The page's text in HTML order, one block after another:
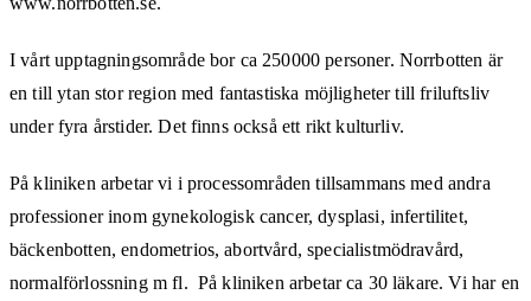
I vårt upptagningsområde bor ca 250000 personer. Norrbotten är
en till ytan stor region med fantastiska möjligheter till friluftsliv
under fyra årstider. Det finns också ett rikt kulturliv.
På kliniken arbetar vi i processområden tillsammans med andra
professioner inom gynekologisk cancer, dysplasi, infertilitet,
bäckenbotten, endometrios, abortvård, specialistmödravård,
normalförlossning m fl. På kliniken arbetar ca 30 läkare. Vi har en